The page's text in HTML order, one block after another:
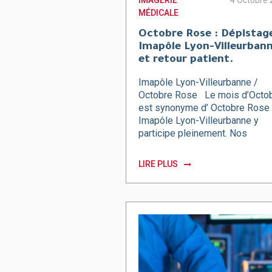
MÉDICALE
Octobre Rose :
Imapôle Lyon-
et retour patient.
Imapôle Lyon-Villeurbanne /
Octobre Rose Le mois
est synonyme d’ Octobre Rose
Imapôle Lyon-Villeurbanne y
participe pleinement. Nos
retour…
LIRE PLUS